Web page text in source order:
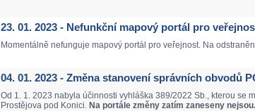
23. 01. 2023 - Nefunkční mapový portál pro
Momentálně nefunguje mapový portál pro veřejnost. Na
04. 01. 2023 - Změna stanovení správních obvodů
Od 1. 1. 2023 nabyla účinnosti vyhláška 389/2022 Sb., kterou se
Prostějova pod Konici. Na portále změny zatím zaneseny nejsou.